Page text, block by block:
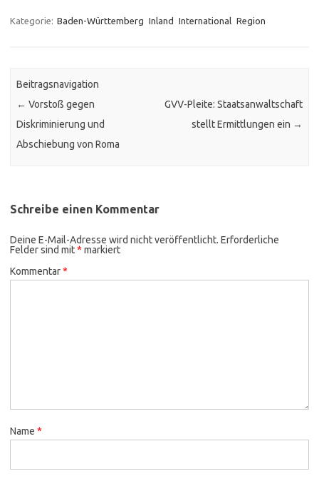
Kategorie: Baden-Württemberg Inland International Region
Beitragsnavigation
← Vorstoß gegen
Diskriminierung und
Abschiebung von Roma
GVV-Pleite: Staatsanwaltschaft
stellt Ermittlungen ein →
Schreibe einen Kommentar
Deine E-Mail-Adresse wird nicht veröffentlicht. Erforderliche
Felder sind mit* markiert
Kommentar*
Name *